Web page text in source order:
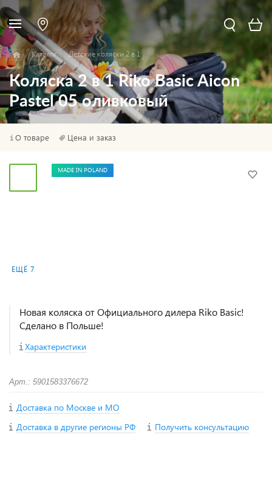
Каталог Детские коляски 2 в 1
Коляска 2 в 1 Riko Basic Aicon
Pastel 05 оливковый
О товаре Цена и заказ
ЕЩЁ 7
MADE IN POLAND
Новая коляска от Официального дилера Riko Basic!
Сделано в Польше!
Характеристики
Арт.: 5901583376672
Доставка по Москве и МО
Доставка в другие регионы РФ
Получить консультацию